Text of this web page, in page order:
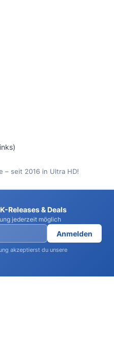
seit 2016 in Ultra HD!
Releases & Deals
jederzeit möglich
Anmelden
akzeptierst du unsere